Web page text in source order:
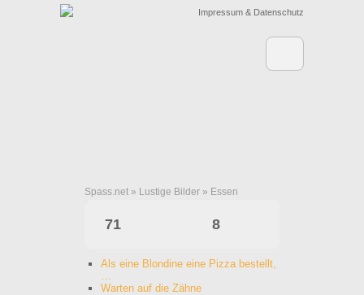
Impressum & Datenschutz
Spass.net » Lustige Bilder » Essen
Eine Hochzeitstorte
71 8
Als eine Blondine eine Pizza bestellt,
…
Warten auf die Zähne